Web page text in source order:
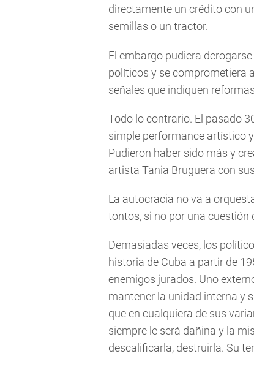
directamente un crédito con
semillas o un tractor.
El embargo pudiera
políticos y se comprometiera
señales que indiquen
Todo lo contrario. El pasado
simple performance artístico
Pudieron haber sido más y
artista Tania Bruguera con
La autocracia no va a
tontos, si no por una cuestión
Demasiadas veces, los
historia de Cuba a partir de
enemigos jurados. Uno
mantener la unidad interna y
que en cualquiera de sus
siempre le será dañina y la
descalificarla, destruirla. Su